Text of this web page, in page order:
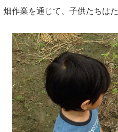
畑作業を通じて、子供たちは